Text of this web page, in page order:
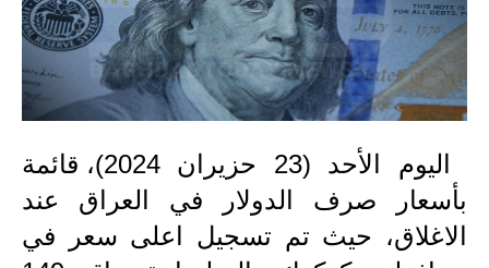
قطع الاراضي
اخبار العراق
الاخبار الامنية
الاخبار الاقتصادية
اليوم الأحد (23 حزيران 2024)، قائمة
بأسعار صرف الدولار في العراق عند
الاغلاق، حيث تم تسجيل اعلى سعر في